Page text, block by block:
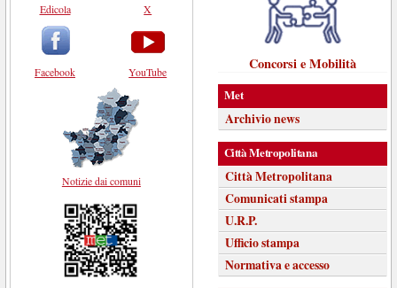
Edicola
Facebook
X
YouTube
Notizie dai comuni
Concorsi e Mobilità
Met
Archivio news
Città Metropolitana
Città Metropolitana
Comunicati stampa
U.R.P.
Ufficio stampa
Normativa e accesso